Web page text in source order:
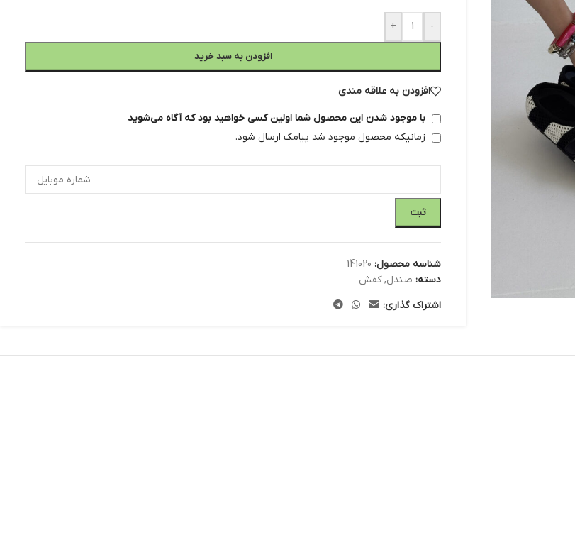
-
+
افزودن به سبد خرید
افزودن به علاقه مندی
با موجود شدن این محصول شما اولین کسی خواهید بود که آگاه می‌شوید
زمانیکه محصول موجود شد پیامک ارسال شود.
ثبت
شناسه محصول: 141020
دسته: صندل, کفش
اشتراک گذاری: